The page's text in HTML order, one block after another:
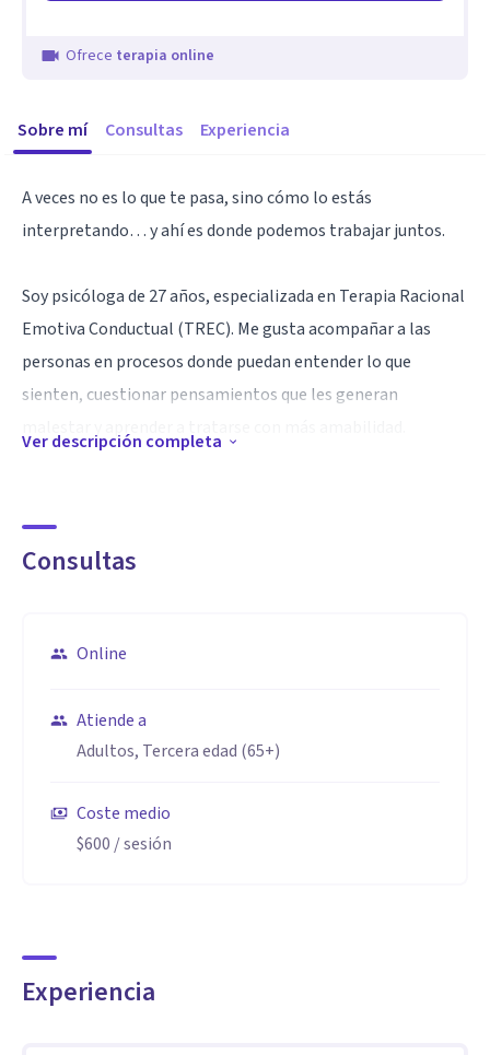
Ofrece terapia online
Sobre mí Consultas Experiencia
A veces no es lo que te pasa, sino cómo lo estás
interpretando… y ahí es donde podemos trabajar juntos.
Soy psicóloga de 27 años, especializada en Terapia Racional
Emotiva Conductual (TREC). Me gusta acompañar a las
personas en procesos donde puedan entender lo que
sienten, cuestionar pensamientos que les generan
donde puedas ser tú mismo/a y avanzar a tu propio ritmo.
Mi objetivo es ayudarte a construir herramientas que te
COMPETENCIAS Y ESPECIALIDADES
• Ansiedad, estrés y pensamientos recurrentes
• Regulación emocional y gestión de impulsos
• Toma de decisiones y claridad personal
Ver descripción completa
Consultas
Online
Atiende a
Adultos, Tercera edad (65+)
Coste medio
$600 / sesión
Experiencia